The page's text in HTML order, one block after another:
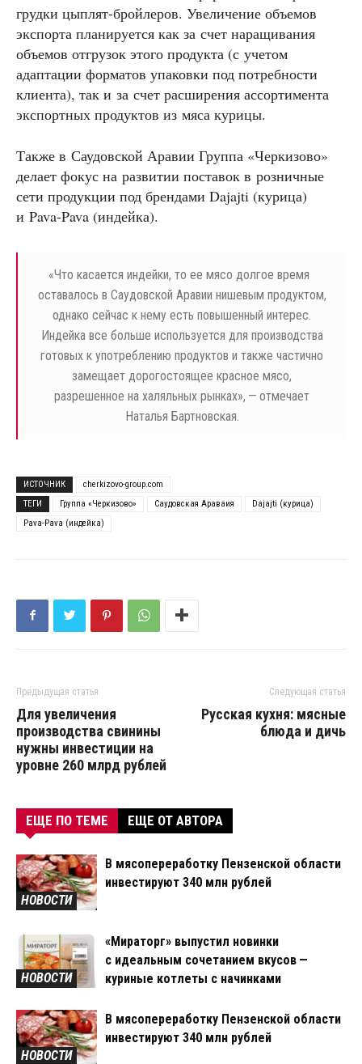
грудки цыплят-бройлеров. Увеличение объемов
экспорта планируется как за счет наращивания
объемов отгрузок этого продукта (с учетом
адаптации форматов упаковки под потребности
клиента), так и за счет расширения ассортимента
экспортных продуктов из мяса курицы.
Также в Саудовской Аравии Группа «Черкизово»
делает фокус на развитии поставок в розничные
сети продукции под брендами Dajajti (курица)
и Pava-Pava (индейка).
«Что касается индейки, то ее мясо долгое время
оставалось в Саудовской Аравии нишевым продуктом,
однако сейчас к нему есть повышенный интерес.
Индейка все больше используется для производства
готовых к употреблению продуктов и также частично
замещает дорогостоящее красное мясо,
разрешенное на халяльных рынках», — отмечает
Наталья Бартновская.
ИСТОЧНИК
cherkizovo-group.com
ТЕГИ
Группа «Черкизово» Саудовская Араваия
Dajajti (курица)
Pava-Pava (индейка)
Предыдущая статья
Для увеличения
производства свинины
нужны инвестиции на
уровне 260 млрд рублей
Следующая статья
Русская кухня: мясные
блюда и дичь
ЕЩЕ ПО ТЕМЕ ЕЩЕ ОТ АВТОРА
НОВОСТИ
В мясопереработку Пензенской области
инвестируют 340 млн рублей
НОВОСТИ
«Мираторг» выпустил новинки
с идеальным сочетанием вкусов —
куриные котлеты с начинками
НОВОСТИ
В мясопереработку Пензенской области
инвестируют 340 млн рублей